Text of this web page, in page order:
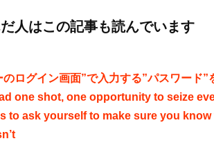
人はこの記事も読んでいます
ログイン画面”で入力する”パスワード”
one shot, one opportunity to seize
to ask yourself to make sure you